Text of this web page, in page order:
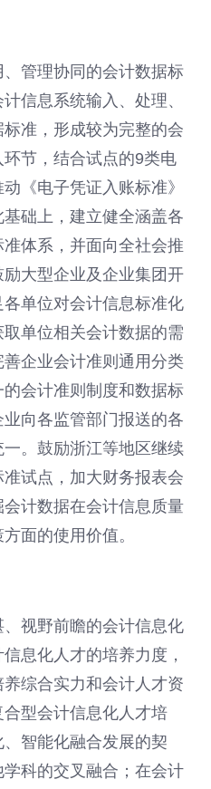
、管理协同的会计数据标
信息系统输入、处理、
准，形成较为完整的会
节，结合试点的9类电
《电子凭证入账标准》
础上，建立健全涵盖各
体系，并面向全社会推
大型企业及企业集团开
单位对会计信息标准化
单位相关会计数据的需
企业会计准则通用分类
会计准则制度和数据标
业向各监管部门报送的各
。鼓励浙江等地区继续
试点，加大财务报表会
计数据在会计信息质量
面的使用价值。
、视野前瞻的会计信息化
息化人才的培养力度，
综合实力和会计人才资
型会计信息化人才培
智能化融合发展的契
科的交叉融合；在会计